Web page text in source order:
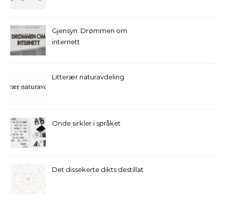
Gjensyn: Drømmen om
internett
Litterær naturavdeling
Onde sirkler i språket
Det dissekerte dikts destillat